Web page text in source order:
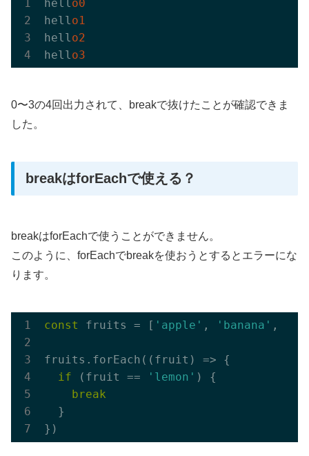
hell o0
hell o1
hell o2
hell o3
0〜3の4回出力されて、breakで抜けたことが確認できま
した。
breakはforEachで使える？
breakはforEachで使うことができません。
このように、forEachでbreakを使おうとするとエラーにな
ります。
const fruits = [ 'apple' , 'banana' ,
fruits.forEach( ( fruit ) => {
if (fruit == 'lemon' ) {
break
  }